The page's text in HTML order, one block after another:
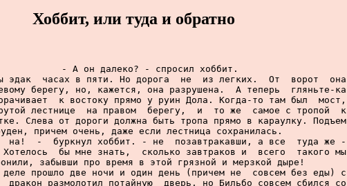
Хоббит, или туда и обратно
     - А он далеко? - спросил хоббит.
эдак  часах в пяти. Но дорога  не  из легких.  От  ворот  она
берегу, но, кажется, она разрушена.  А теперь  гляньте-ка
к востоку прямо у руин Дола. Когда-то там был  мост,
лестнице  на правом  берегу,  и  то же  самое с тропой  к
Слева от дороги должна быть тропа прямо в караулку. Подъем
причем очень, даже если лестница сохранилась.
на!  -  буркнул хоббит. - не  позавтракавши, а все  туда же -
Хотелось  бы мне знать,  сколько завтраков и  всего  такого мы
забывши про время в этой грязной и мерзкой дыре!
деле прошло две ночи и один день (причем не  совсем без еды) с
размолотил потайную  дверь, но Бильбо совсем сбился со